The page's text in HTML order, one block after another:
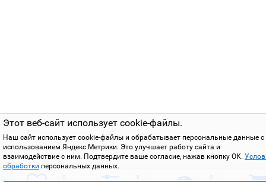
Этот веб-сайт использует cookie-файлы.
Наш сайт использует cookie-файлы и обрабатывает персональные данные с
использованием Яндекс Метрики. Это улучшает работу сайта и
взаимодействие с ним. Подтвердите ваше согласие, нажав кнопку ОК.
обработки персональных данных.